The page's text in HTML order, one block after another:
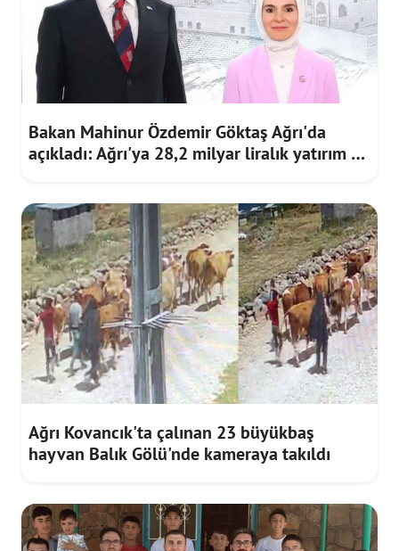
Bakan Mahinur Özdemir Göktaş Ağrı'da
açıkladı: Ağrı'ya 28,2 milyar liralık yatırım ve
Ağrı Kovancık'ta çalınan 23 büyükbaş
hayvan Balık Gölü'nde kameraya takıldı